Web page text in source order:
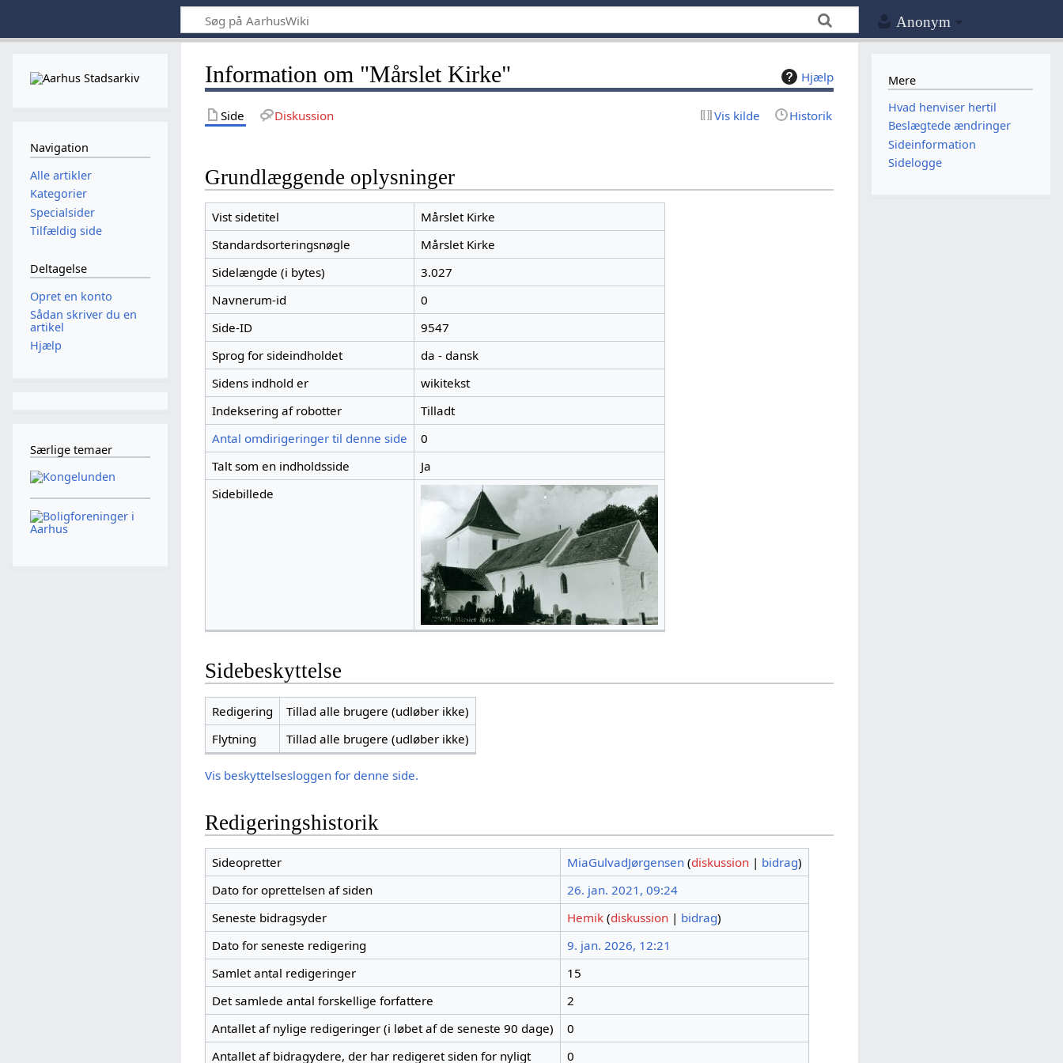
Anonym
Hjælp
Information om "Mårslet Kirke"
Side Diskussion Vis kilde Historik
Grundlæggende oplysninger
Vist sidetitel
Mårslet Kirke
Standardsorteringsnøgle
Mårslet Kirke
Sidelængde (i bytes)
3.027
Navnerum-id
0
Side-ID
9547
Sprog for sideindholdet
da - dansk
Sidens indhold er
wikitekst
Indeksering af robotter
Tilladt
Antal omdirigeringer til denne side
0
Talt som en indholdsside
Ja
Sidebillede
Sidebeskyttelse
Redigering
Tillad alle brugere (udløber ikke)
Flytning
Tillad alle brugere (udløber ikke)
Vis beskyttelsesloggen for denne side.
Redigeringshistorik
Sideopretter MiaGulvadJørgensen (diskussion| bidrag)
Dato for oprettelsen af siden
26. jan. 2021, 09:24
Seneste bidragsyder
Hemik (diskussion| bidrag)
Dato for seneste redigering
9. jan. 2026, 12:21
Samlet antal redigeringer
15
Det samlede antal forskellige forfattere
2
Antallet af nylige redigeringer (i løbet af de seneste 90 dage)
0
Antallet af bidragydere, der har redigeret siden for nyligt
0
Navigation
Alle artikler
Kategorier
Specialsider
Tilfældig side
Deltagelse
Opret en konto
Sådan skriver du en
artikel
Hjælp
Særlige temaer
Mere
Hvad henviser hertil
Beslægtede ændringer
Sideinformation
Sidelogge